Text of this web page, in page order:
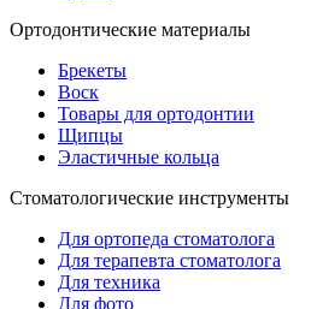
Ортодонтические материалы
Брекеты
Воск
Товары для ортодонтии
Щипцы
Эластичные кольца
Стоматологические инструменты
Для ортопеда стоматолога
Для терапевта стоматолога
Для техника
Для фото